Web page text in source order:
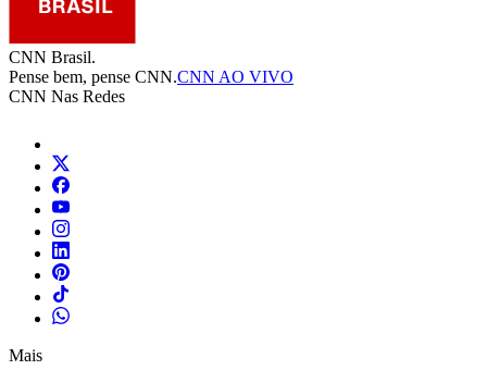
CNN Brasil.
Pense bem, pense CNN.CNN AO VIVO
CNN Nas Redes
Mais